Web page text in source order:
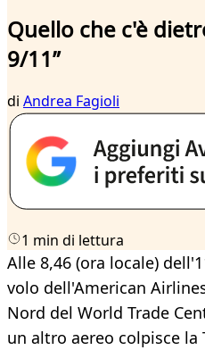
Quello che c'è
9/11”
di Andrea Fagioli
1 min di lettura
Alle 8,46 (ora locale)
volo dell'American
Nord del World Trade
un altro aereo colpisce la